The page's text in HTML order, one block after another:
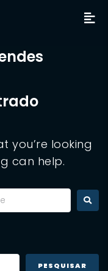
you’re looking
can help.
PESQUISAR